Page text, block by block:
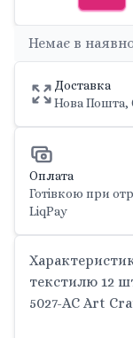
Немає в
Доставка
Нова Пошта,
Оплата
Готівкою при
LiqPay
текстилю 12
5027-AC Art